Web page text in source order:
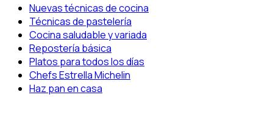
Nuevas técnicas de cocina
Técnicas de pastelería
Cocina saludable y variada
Repostería básica
Platos para todos los días
Chefs Estrella Michelin
Haz pan en casa